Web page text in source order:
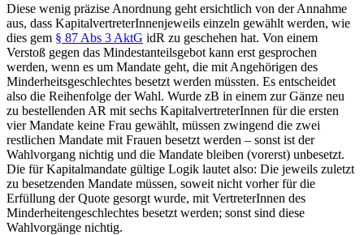
Diese wenig präzise Anordnung geht ersichtlich von der Annahme
aus, dass KapitalvertreterInnenjeweils einzeln gewählt werden, wie
dies gem § 87 Abs 3 AktG idR zu geschehen hat. Von einem
Verstoß gegen das Mindestanteilsgebot kann erst gesprochen
werden, wenn es um Mandate geht, die mit Angehörigen des
Minderheitsgeschlechtes besetzt werden müssten. Es entscheidet
also die Reihenfolge der Wahl. Wurde zB in einem zur Gänze neu
zu bestellenden AR mit sechs KapitalvertreterInnen für die ersten
vier Mandate keine Frau gewählt, müssen zwingend die zwei
restlichen Mandate mit Frauen besetzt werden – sonst ist der
Wahlvorgang nichtig und die Mandate bleiben (vorerst) unbesetzt.
Die für Kapitalmandate gültige Logik lautet also: Die jeweils zuletzt
zu besetzenden Mandate müssen, soweit nicht vorher für die
Erfüllung der Quote gesorgt wurde, mit VertreterInnen des
Minderheitengeschlechtes besetzt werden; sonst sind diese
Wahlvorgänge nichtig.